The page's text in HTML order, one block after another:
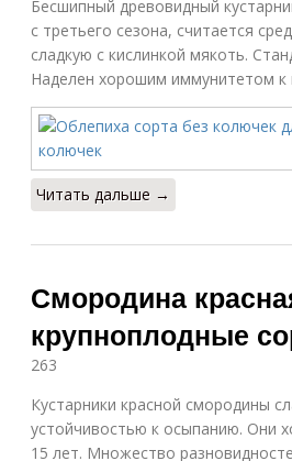
Бесшипный древовидный
с третьего сезона, считается
сладкую с кислинкой мякоть.
Наделен хорошим иммунитетом к
Читать дальше →
Смородина
крупноплодные
263
Кустарники красной смородины
устойчивостью к осыпанию. Они
15 лет. Множество